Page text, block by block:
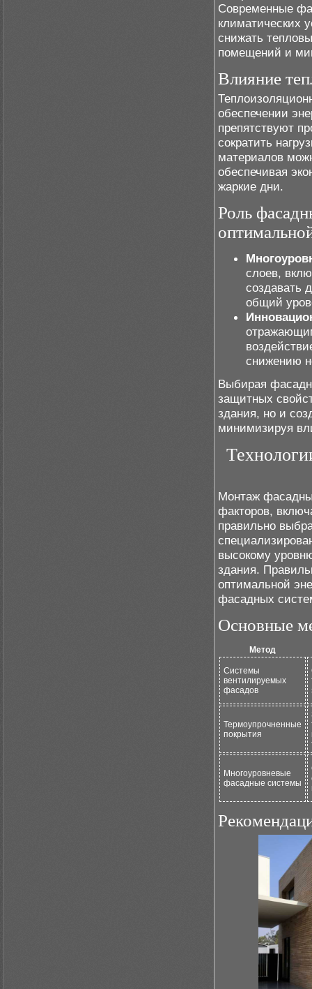
Современные
климатических
снижать
помещений и
Влияние
обеспечении
препятствуют
сократить
материалов
обеспечивая
жаркие дни.
Роль
слоев,
создавать
общий
снижению
Выбирая
защитных
здания, но и
минимизируя
Монтаж
факторов,
правильно
высокому
здания.
оптимальной
фасадных
Основные
Метод
Системы
вентилируемых
фасадов
Термоупрочненные
покрытия
Многоуровневые
фасадные системы